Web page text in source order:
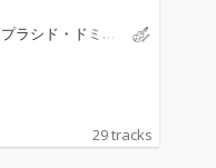
プラシド・ドミン
29 tracks